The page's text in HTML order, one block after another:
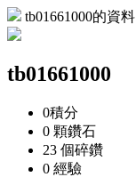
tb01661000的資料
tb01661000
0積分
0 顆鑽石
23 個碎鑽
0 經驗